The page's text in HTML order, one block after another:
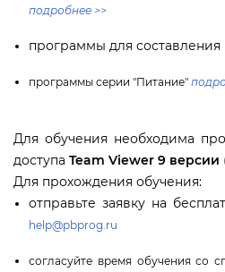
подробнее >>
программы для составления
программы серии "Питание"
Для обучения необходима
доступа Team Viewer 9 версии
Для прохождения обучения:
отправьте заявку на
help@pbprog.ru
согласуйте время обучения со